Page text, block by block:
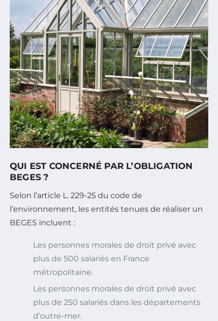
QUI EST CONCERNÉ PAR L’OBLIGATION
BEGES ?
Selon l’article L. 229-25 du code de
l’environnement, les entités tenues de réaliser un
BEGES incluent :
Les personnes morales de droit privé avec
plus de 500 salariés en France
métropolitaine.
Les personnes morales de droit privé avec
plus de 250 salariés dans les départements
d’outre-mer.